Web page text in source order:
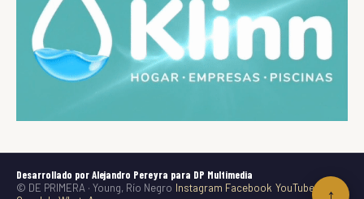
↑
Desarrollado por Alejandro Pereyra para DP Multimedia
© DE PRIMERA · Young, Río Negro Instagram Facebook YouTube
TikTok